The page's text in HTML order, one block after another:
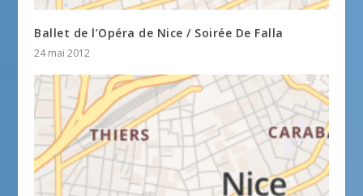
Ballet de l’Opéra de Nice / Soirée De Falla
24 mai 2012